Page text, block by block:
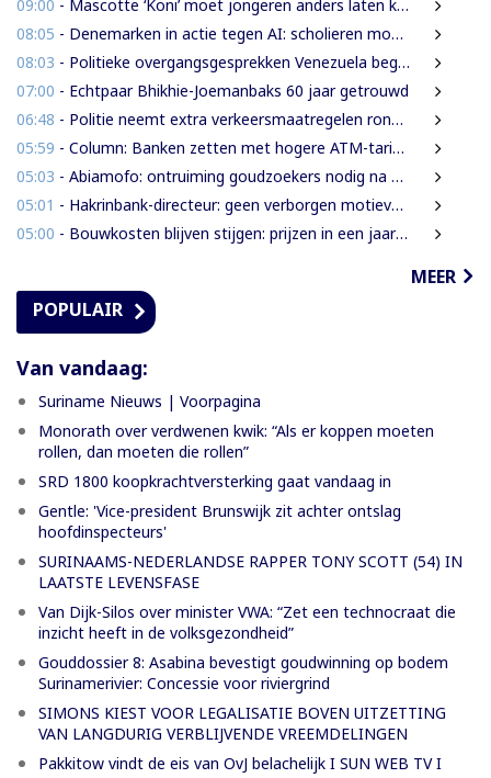
09:00 - Mascotte ‘Koni’ moet jongeren anders laten kijken naar Surinaamse houtsector
08:05 - Denemarken in actie tegen AI: scholieren moeten extra mondelinge examens doen
08:03 - Politieke overgangsgesprekken Venezuela beginnen zonder Machado
07:00 - Echtpaar Bhikhie-Joemanbaks 60 jaar getrouwd
06:48 - Politie neemt extra verkeersmaatregelen rond afgesloten Domineestraat
05:59 - Column: Banken zetten met hogere ATM-tarieven digitale economie op achterstand
05:03 - Abiamofo: ontruiming goudzoekers nodig na dodelijke risico’s in Moeroekreek en 21 Bergi
05:01 - Hakrinbank-directeur: geen verborgen motieven bij verkoop DSB-belang
05:00 - Bouwkosten blijven stijgen: prijzen in een jaar tijd gemiddeld 7,3% hoger
MEER
POPULAIR
Van vandaag:
Suriname Nieuws | Voorpagina
Monorath over verdwenen kwik: “Als er koppen moeten
rollen, dan moeten die rollen”
SRD 1800 koopkrachtversterking gaat vandaag in
Gentle: 'Vice-president Brunswijk zit achter ontslag
hoofdinspecteurs'
SURINAAMS-NEDERLANDSE RAPPER TONY SCOTT (54) IN
LAATSTE LEVENSFASE
Van Dijk-Silos over minister VWA: “Zet een technocraat die
inzicht heeft in de volksgezondheid”
Gouddossier 8: Asabina bevestigt goudwinning op bodem
Surinamerivier: Concessie voor riviergrind
SIMONS KIEST VOOR LEGALISATIE BOVEN UITZETTING
VAN LANGDURIG VERBLIJVENDE VREEMDELINGEN
Pakkitow vindt de eis van OvJ belachelijk I SUN WEB TV I